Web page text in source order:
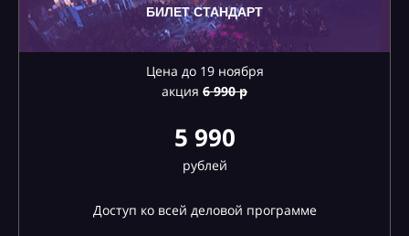
БИЛЕТ СТАНДАРТ
Цена до 19 ноября
акция 6990 р
5 990
рублей
Доступ ко всей деловой программе